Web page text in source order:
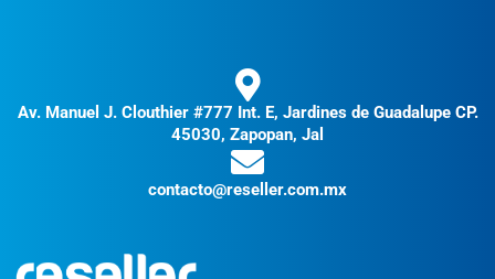
Av. Manuel J. Clouthier #777 Int. E, Jardines de Guadalupe CP.
45030, Zapopan, Jal
contacto@reseller.com.mx